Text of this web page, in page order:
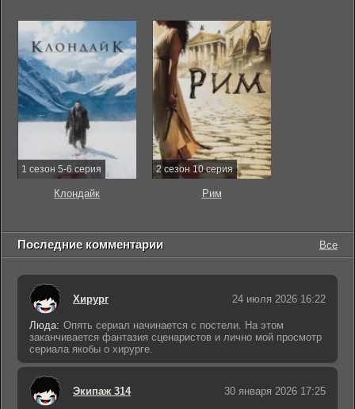
1 сезон 5-6 серия
Клондайк
2 сезон 10 серия
Рим
Последние комментарии Все
Хирург 24 июля 2026 16:22
Люда: Опять сериал начинается с постели. На этом
заканчивается фантазия сценаристов и лично мой просмотр
сериала якобы о хирурге.
Экипаж 314 30 января 2026 17:25